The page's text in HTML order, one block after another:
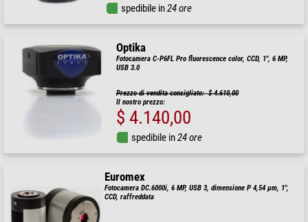
spedibile in24 ore
Optika
Fotocamera C-P6FL Pro fluorescence color, CCD, 1", 6 MP,
USB 3.0
Prezzo di vendita consigliato: $ 4.610,00
Il nostro prezzo:
$ 4.140,00
spedibile in24 ore
Euromex
Fotocamera DC.6000i, 6 MP, USB 3, dimensione P 4,54 µm, 1",
CCD, raffreddata